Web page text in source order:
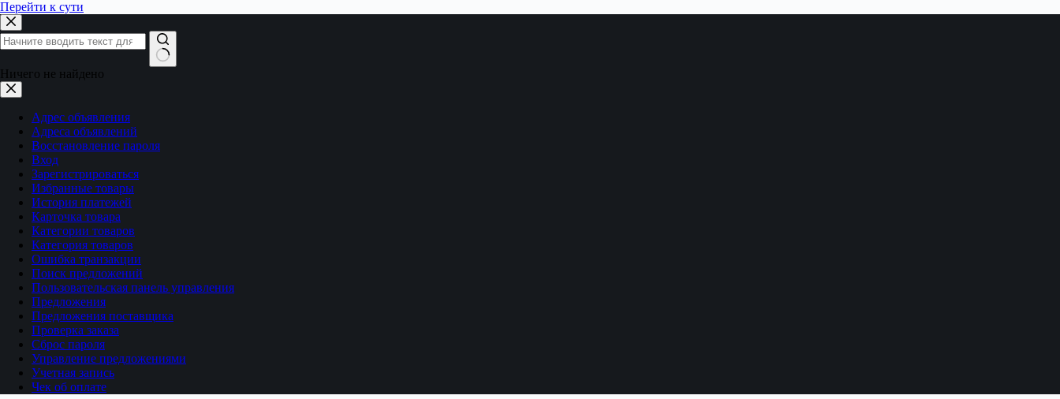
Перейти к сути
Ничего не найдено
Адрес объявления
Адреса объявлений
Восстановление пароля
Вход
Зарегистрироваться
Избранные товары
История платежей
Карточка товара
Категории товаров
Категория товаров
Ошибка транзакции
Поиск предложений
Пользовательская панель управления
Предложения
Предложения поставщика
Проверка заказа
Сброс пароля
Управление предложениями
Учетная запись
Чек об оплате